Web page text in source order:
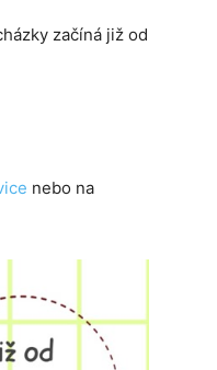
začíná již od
nebo na